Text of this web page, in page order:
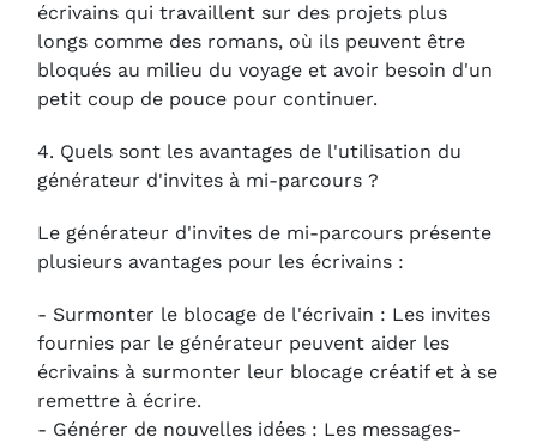
écrivains qui travaillent sur des projets plus
longs comme des romans, où ils peuvent être
bloqués au milieu du voyage et avoir besoin d'un
petit coup de pouce pour continuer.
4. Quels sont les avantages de l'utilisation du
générateur d'invites à mi-parcours ?
Le générateur d'invites de mi-parcours présente
plusieurs avantages pour les écrivains :
- Surmonter le blocage de l'écrivain : Les invites
fournies par le générateur peuvent aider les
écrivains à surmonter leur blocage créatif et à se
remettre à écrire.
- Générer de nouvelles idées : Les messages-